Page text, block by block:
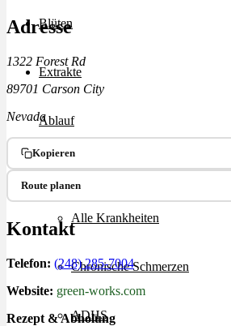
Blüten
Extrakte
Ablauf
Therapien
Alle Krankheiten
Chronische Schmerzen
ADHS
Adresse
1322 Forest Rd
89701 Carson City
Nevada
Kopieren
Route planen
Kontakt
Telefon: (248) 285-7004
Website: green-works.com
Rezept & Abholung